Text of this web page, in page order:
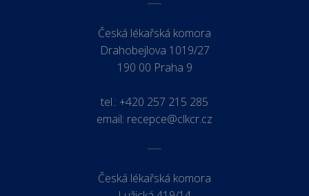
Česká lékařská komora
Drahobejlova 1019/27
190 00 Praha 9
tel.: +420 257 215 285
email: recepce@clkcr.cz
Česká lékařská komora